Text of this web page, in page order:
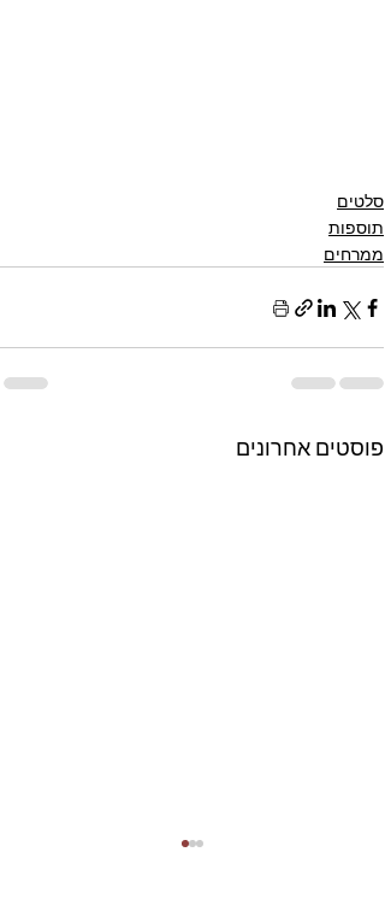
סלטים
תוספות
ממרחים
פוסטים אחרונים